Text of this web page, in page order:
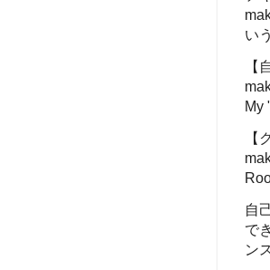
い
【
My
【
自
で
ン